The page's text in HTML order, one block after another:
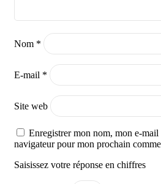
Nom *
E-mail *
Site web
Enregistrer mon nom, mon e-mail
navigateur pour mon prochain
Saisissez votre réponse en chiffres